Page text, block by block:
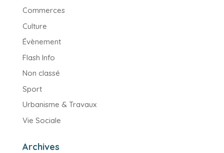
Commerces
Culture
Évènement
Flash Info
Non classé
Sport
Urbanisme & Travaux
Vie Sociale
Archives